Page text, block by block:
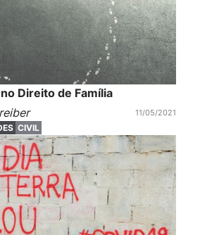
Direito de Família
11/05/2021
CIVIL